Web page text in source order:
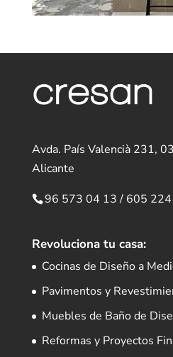
Avda. País Valencià 231,
Alicante
96 573 04 13/ 605
Revoluciona tu casa:
Cocinas de Diseño a
Pavimentos y
Muebles de Baño de
Reformas y Proyectos